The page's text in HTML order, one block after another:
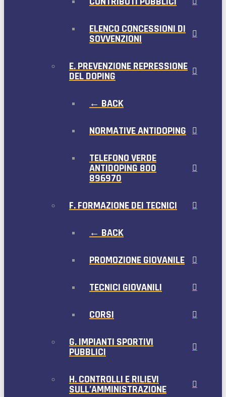
ELENCO CONCESSIONI DI
SOVVENZIONI
E. PREVENZIONE REPRESSIONE
DEL DOPING
← BACK
NORMATIVE ANTIDOPING
TELEFONO VERDE
ANTIDOPING 800
896970
F. FORMAZIONE DEI TECNICI
← BACK
PROMOZIONE GIOVANILE
TECNICI GIOVANILI
CORSI
G. IMPIANTI SPORTIVI
PUBBLICI
H. CONTROLLI E RILIEVI
SULL’AMMINISTRAZIONE